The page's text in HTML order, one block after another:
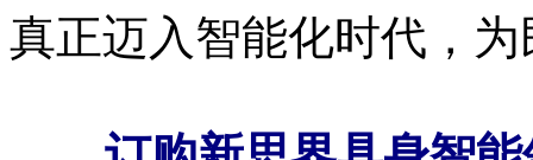
真正迈入智能化时代，